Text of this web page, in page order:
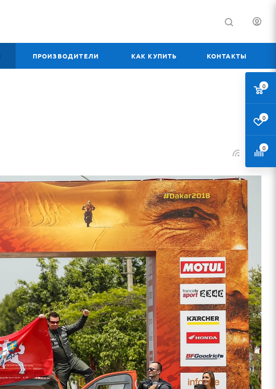
ПРОИЗВОДИТЕЛИ КАК КУПИТЬ КОНТАКТЫ
0
0
0